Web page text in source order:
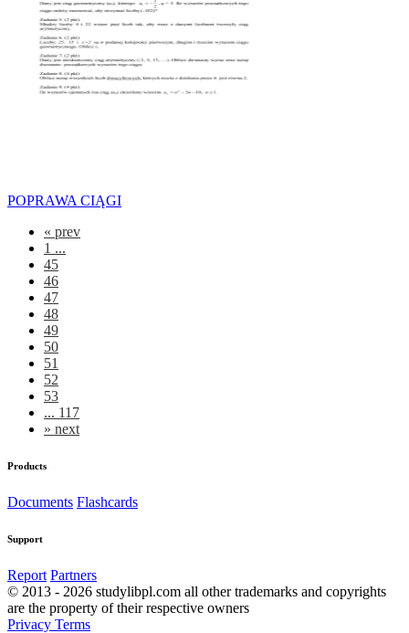
POPRAWA CIĄGI
« prev
1 ...
45
46
47
48
49
50
51
52
53
... 117
» next
Products
Documents Flashcards
Support
Report Partners
© 2013 - 2026 studylibpl.com all other trademarks and copyrights
are the property of their respective owners
Privacy Terms